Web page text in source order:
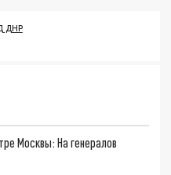
ДНР
Москвы: На генералов